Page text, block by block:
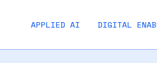
APPLIED AI DIGITAL